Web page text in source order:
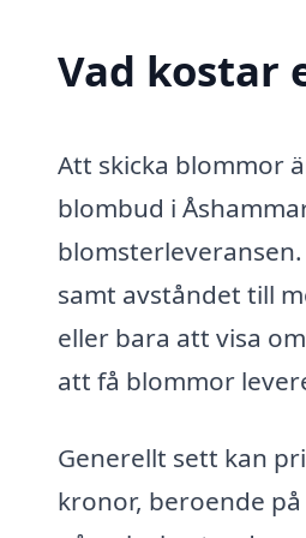
Vad kostar
Att skicka blommor
blombud i
samt avståndet till
eller bara att visa
att få blommor
Generellt sett kan
kronor, beroende